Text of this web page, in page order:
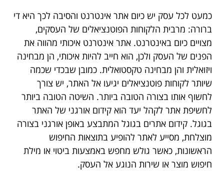
כמעט לכל עסק יש כיום אתר אינטרנט והסיבה לכך היא די
ברורה: מרבית הלקוחות הפוטנציאלים של העסקים,
מצויים כיום באינטרנט. אתר אינטרנט איכותי מהווה את
הפנים של העסק ולכן, הוא חייב להיות איכותי, הן מבחינה
ויזואלית והן מבחינה טקסטואלית. כמובן שבכדי שכמה
שיותר לקוחות פוטנציאלים יגיעו אל האתר, יש צורך
לחשוף אותו בצורה הטובה ביותר. השיטה הטובה ביותר
לחשיפת אתר לקהל יעד הוא קידום אורגני של האתר
בגוגל. קידום אתרים בגוגל המתבצע באופן אורגני בצורה
מוצלחת, מסייע לאתר להופיע בתוצאות החיפוש
הראשונות, כאשר גולש מחפש באמצעות ביטוי או מילת
חיפוש מוצר או שירות הנוגע אל העסק.